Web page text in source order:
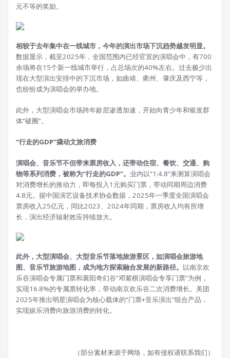
元不等的奖励。
相较于去年集中在一线城市，今年的演出市场下沉趋势越发明显。
数据显示，截至2025年，全国范围内已经官宣的演唱会中，有700
余场将在15个新一线城市举行，占总场次的40%左右。过去极少出
现在大型演出安排中的下沉市场，如曲靖、衢州、肇庆及西宁等，
也纷纷成为演唱会的举办地。
此外，大型演唱会市场跨年龄层渗透加速，开始向青少年和银发群
体“破圈”。
“行走的GDP”撬动文旅消费
演唱会、音乐节不但带来票房收入，还带动住宿、餐饮、交通、购
物等系列消费，被称为“行走的GDP”。 业内以“1:4.8”来测算演唱会
对消费增长的推动力，即每投入1元购买门票，带动同期周边消费
4.8元。据中国演艺设备技术协会数据，2025年一季度全国演唱会
票房收入25亿元，同比2023、2024年同期，票房收入均有所增
长，演出经济辐射效应持续放大。
此外，大型演唱会、大型音乐节落地旅游景区，如演唱会旅游地
图、音乐节旅游地图，成为地方探索融合发展的新路径。 以南京欢
乐谷演唱会专属门票和襄阳奇幻谷“邓紫棋演唱会专享门票”为例，
实现16.8%的专属票转化率，带动南京欢乐谷二次消费增长。美团
2025年推出明星演唱会为核心载体的“门票+音乐演出”组合产品，
实现娱乐消费向旅游消费的转化。
（部分素材来源于网络，如有侵权请联系我们）